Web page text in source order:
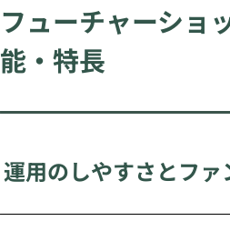
フューチャーシ
能・特長
運用のしやすさとフ